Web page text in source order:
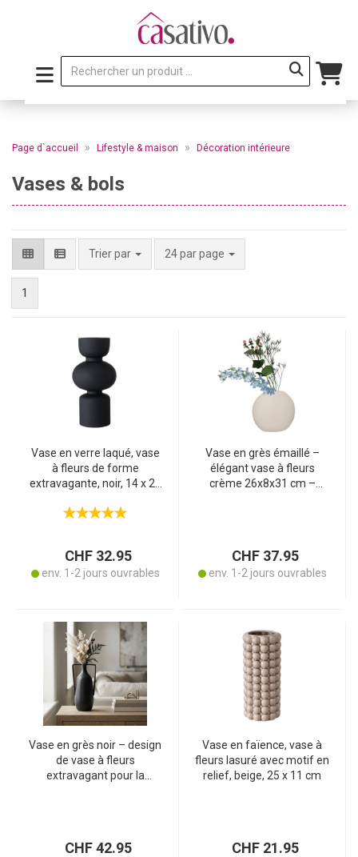
Page d`accueil » Lifestyle & maison » Décoration intérieure
Vases & bols
Trier par 24 par page
1
Vase en verre laqué, vase
à fleurs de forme
extravagante, noir, 14 x 29
CHF 32.95
env. 1-2 jours ouvrables
Vase en grès émaillé –
élégant vase à fleurs
crème 26x8x31 cm –
des fleurs durable
CHF 37.95
env. 1-2 jours ouvrables
Vase en grès noir – design
de vase à fleurs
extravagant pour la
CHF 42.95
Vase en faïence, vase à
fleurs lasuré avec motif en
relief, beige, 25 x 11 cm
CHF 21.95